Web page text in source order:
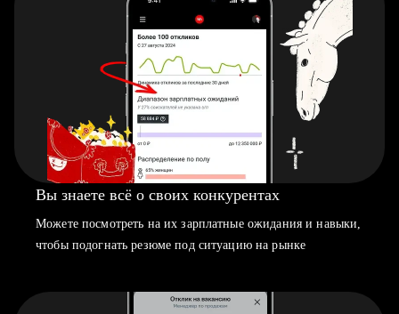
Вы знаете всё о своих конкурентах
Можете посмотреть на их зарплатные ожидания и навыки,
чтобы подогнать резюме под ситуацию на рынке